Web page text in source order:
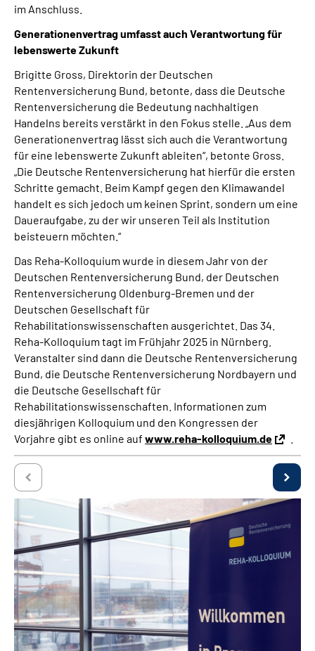
im Anschluss.
Generationenvertrag umfasst auch Verantwortung für
lebenswerte Zukunft
Brigitte Gross, Direktorin der Deutschen
Rentenversicherung Bund, betonte, dass die Deutsche
Rentenversicherung die Bedeutung nachhaltigen
Handelns bereits verstärkt in den Fokus stelle. „Aus dem
Generationenvertrag lässt sich auch die Verantwortung
für eine lebenswerte Zukunft ableiten“, betonte Gross.
„Die Deutsche Rentenversicherung hat hierfür die ersten
Schritte gemacht. Beim Kampf gegen den Klimawandel
handelt es sich jedoch um keinen Sprint, sondern um eine
Daueraufgabe, zu der wir unseren Teil als Institution
beisteuern möchten.“
Das Reha-Kolloquium wurde in diesem Jahr von der
Deutschen Rentenversicherung Bund, der Deutschen
Rentenversicherung Oldenburg-Bremen und der
Deutschen Gesellschaft für
Rehabilitationswissenschaften ausgerichtet. Das 34.
Reha-Kolloquium tagt im Frühjahr 2025 in Nürnberg.
Veranstalter sind dann die Deutsche Rentenversicherung
Bund, die Deutsche Rentenversicherung Nordbayern und
die Deutsche Gesellschaft für
Rehabilitationswissenschaften. Informationen zum
diesjährigen Kolloquium und den Kongressen der
Vorjahre gibt es online auf www.reha-kolloquium.de